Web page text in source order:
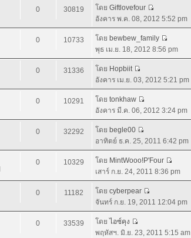
0 30819 โดย Giftlovefour
อังคาร พ.ค. 08, 2012 5:52 pm
0 10733 โดย bewbew_family
พุธ เม.ย. 18, 2012 8:56 pm
0 31336 โดย Hopbiit
อังคาร เม.ย. 03, 2012 5:21 pm
0 10291 โดย tonkhaw
อังคาร มี.ค. 06, 2012 3:24 pm
0 32292 โดย begle00
อาทิตย์ ธ.ค. 25, 2011 6:42 pm
0 10329 โดย MintWooo!P'Four
เสาร์ ก.ย. 24, 2011 8:36 pm
0 11182 โดย cyberpear
จันทร์ ก.ย. 19, 2011 12:04 pm
0 33539 โดย ไอซ์คุง
พฤหัสฯ. มิ.ย. 23, 2011 5:15 am